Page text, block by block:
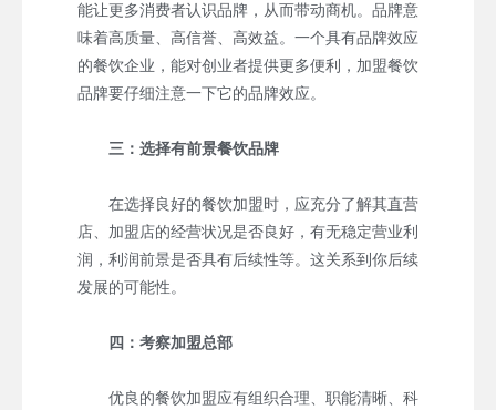
能让更多消费者认识品牌，从而带动商机。品牌意
味着高质量、高信誉、高效益。一个具有品牌效应
的餐饮企业，能对创业者提供更多便利，加盟餐饮
品牌要仔细注意一下它的品牌效应。
三：选择有前景餐饮品牌
在选择良好的餐饮加盟时，应充分了解其直营
店、加盟店的经营状况是否良好，有无稳定营业利
润，利润前景是否具有后续性等。这关系到你后续
发展的可能性。
四：考察加盟总部
优良的餐饮加盟应有组织合理、职能清晰、科